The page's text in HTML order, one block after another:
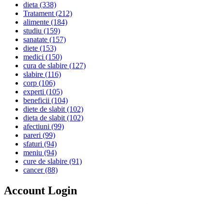
dieta (338)
Tratament(212)
alimente (184)
studiu (159)
sanatate (157)
diete (153)
medici (150)
cura de slabire (127)
slabire (116)
corp (106)
experti (105)
beneficii (104)
diete de slabit(102)
dieta de slabit(102)
afectiuni (99)
pareri (99)
sfaturi (94)
meniu (94)
cure de slabire (91)
cancer(88)
Account Login